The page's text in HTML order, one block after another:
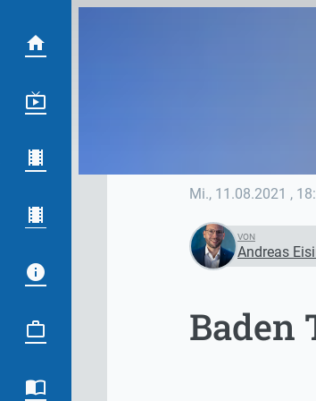
Mi., 11.08.2021 ,
VON
Andreas